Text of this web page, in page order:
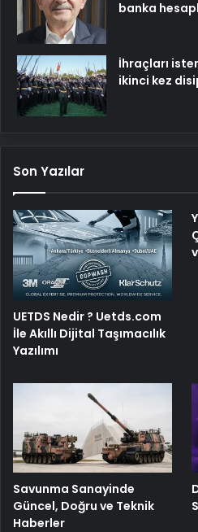
banka
İhraçları
ikinci kez
Son Yazılar
UETDS Nedir ? Uetds.com
İle Akıllı Dijital Taşımacılık
Yazılımı
Savunma Sanayinde
Güncel, Doğru ve Teknik
Haberler